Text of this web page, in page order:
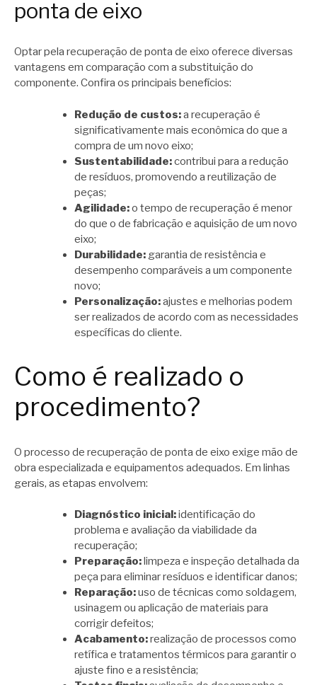
ponta de eixo
Optar pela recuperação de ponta de eixo oferece diversas
vantagens em comparação com a substituição do
componente. Confira os principais benefícios:
Redução de custos:a recuperação é
significativamente mais econômica do que a
compra de um novo eixo;
Sustentabilidade:contribui para a redução
de resíduos, promovendo a reutilização de
peças;
Agilidade:o tempo de recuperação é menor
do que o de fabricação e aquisição de um novo
eixo;
Durabilidade: garantia de resistência e
desempenho comparáveis a um componente
novo;
Personalização:ajustes e melhorias podem
ser realizados de acordo com as necessidades
específicas do cliente.
Como é realizado o
procedimento?
O processo de recuperação de ponta de eixo exige mão de
obra especializada e equipamentos adequados. Em linhas
gerais, as etapas envolvem:
Diagnóstico inicial:identificação do
problema e avaliação da viabilidade da
recuperação;
Preparação:limpeza e inspeção detalhada da
peça para eliminar resíduos e identificar danos;
Reparação:uso de técnicas como soldagem,
usinagem ou aplicação de materiais para
corrigir defeitos;
Acabamento:realização de processos como
retífica e tratamentos térmicos para garantir o
ajuste fino e a resistência;